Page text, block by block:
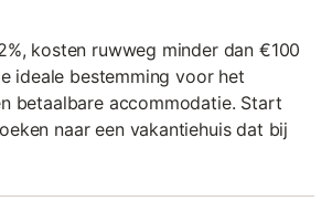
kosten ruwweg minder dan €100
ideale bestemming voor het
betaalbare accommodatie. Start
naar een vakantiehuis dat bij